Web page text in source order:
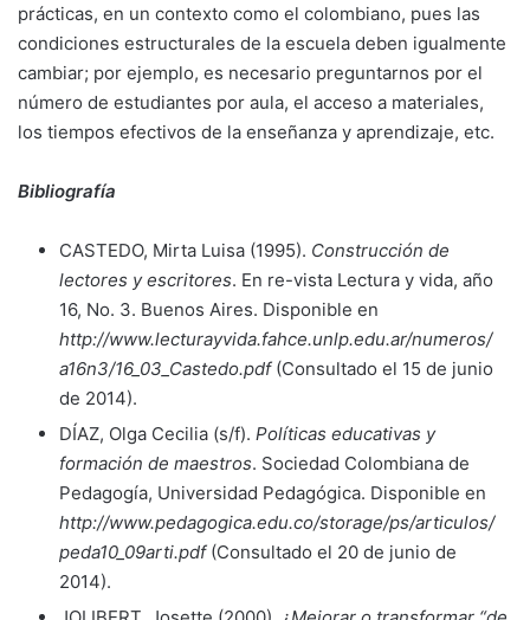
prácticas, en un contexto como el colombiano, pues las
condiciones estructurales de la escuela deben igualmente
cambiar; por ejemplo, es necesario preguntarnos por el
número de estudiantes por aula, el acceso a materiales,
los tiempos efectivos de la enseñanza y aprendizaje, etc.
Bibliografía
CASTEDO, Mirta Luisa (1995). Construcción de
lectores y escritores. En re-vista Lectura y vida, año
16, No. 3. Buenos Aires. Disponible en
http://www.lecturayvida.fahce.unlp.edu.ar/numeros/
a16n3/16_03_Castedo.pdf (Consultado el 15 de junio
de 2014).
DÍAZ, Olga Cecilia (s/f). Políticas educativas y
formación de maestros. Sociedad Colombiana de
Pedagogía, Universidad Pedagógica. Disponible en
http://www.pedagogica.edu.co/storage/ps/articulos/
peda10_09arti.pdf (Consultado el 20 de junio de
2014).